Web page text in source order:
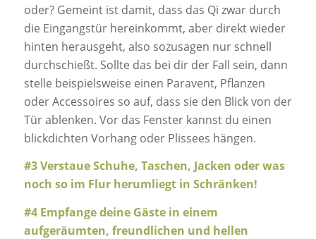
oder? Gemeint ist damit, dass das Qi zwar durch
die Eingangstür hereinkommt, aber direkt wieder
hinten herausgeht, also sozusagen nur schnell
durchschießt. Sollte das bei dir der Fall sein, dann
stelle beispielsweise einen Paravent, Pflanzen
oder Accessoires so auf, dass sie den Blick von der
Tür ablenken. Vor das Fenster kannst du einen
blickdichten Vorhang oder Plissees hängen.
#3 Verstaue Schuhe, Taschen, Jacken oder was
noch so im Flur herumliegt in Schränken!
#4 Empfange deine Gäste in einem
aufgeräumten, freundlichen und hellen